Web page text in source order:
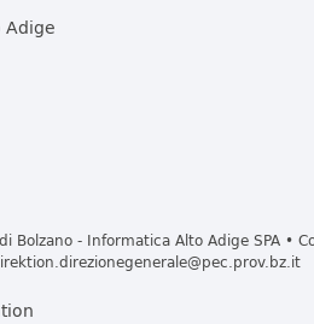
- Informatica Alto Adige SPA •